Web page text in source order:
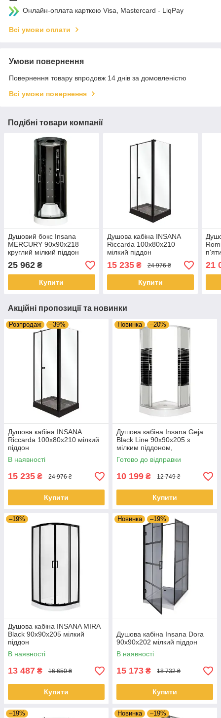
Онлайн-оплата карткою Visa, Mastercard - LiqPay
Всі умови оплати
Умови повернення
Повернення товару впродовж 14 днів за домовленістю
Всі умови повернення
Подібні товари компанії
Душовий бокс Insana
MERCURY 90x90x218
круглий мілкий піддон
25 962 ₴
Купити
Душова кабіна INSANA
Riccarda 100x80x210
мілкий піддон
15 235₴ 24 976 ₴
Купити
21
Акційні пропозиції та новинки
Розпродаж –39%
Душова кабіна INSANA
Riccarda 100x80x210 мілкий
піддон
В наявності
15 235 ₴ 24 976 ₴
Купити
Новинка –20%
Душова кабіна Insana Geja
Black Line 90x90x205 з
мілким піддоном,
хромований профіль,
прозоре скло з чорними
лініями
Готово до відправки
10 199 ₴ 12 749 ₴
Купити
–19%
Душова кабіна INSANA MIRA
Black 90x90x205 мілкий
піддон
В наявності
13 487 ₴ 16 650 ₴
Купити
Новинка –19%
Душова кабіна Insana Dora
90x90x202 мілкий піддон
В наявності
15 173 ₴ 18 732 ₴
Купити
–19% Новинка –19%